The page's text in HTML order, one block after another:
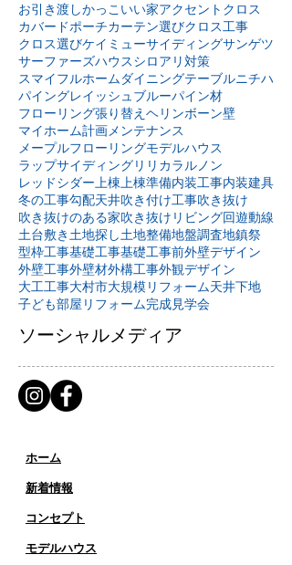
お引き渡しかっこいい家アクセントクロス
カバードポーチカーテン選びクロス工事
クロス選びケイミューサイディングサンゲツ
サーファーズハウスシロアリ対策
スマイフルホームダイニングテーブルニチハ
パイングレイッシュブルーパイン材
フローリング張り替え ヘリンボーン壁
マイホーム計画 メンテナンス
メープルフローリングモデルハウス
ラップサイディングリリカラ ルノン
レッドシダー 上棟 上棟準備内装工事内装建具
冬の工事勾配天井吹き付け工事吹き抜け
吹き抜けのある家吹き抜けリビング回遊動線
土台敷き 土地探し土地整備地盤調査地鎮祭
型枠工事基礎工事基礎工事前外壁デザイン
外壁工事外壁材外構工事外観デザイン
大工工事大村市大規模リフォーム天井下地
子ども部屋リフォーム完成見学会
ソーシャルメディア
ホーム
新着情報
コンセプト
​​モデルハウス